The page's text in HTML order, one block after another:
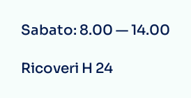
Sabato: 8.00 — 14.00
Ricoveri H 24